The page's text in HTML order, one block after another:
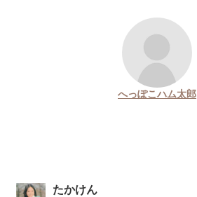
へっぽこハム太郎
たかけん